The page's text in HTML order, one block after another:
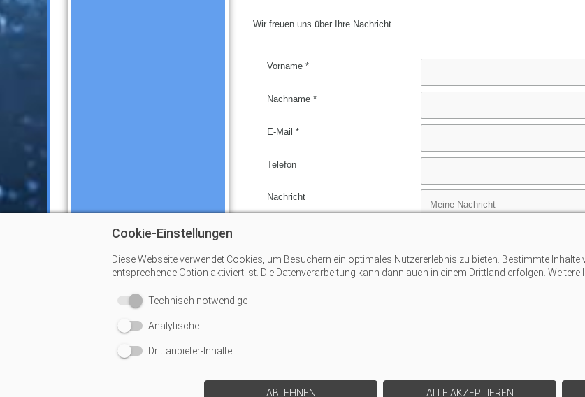
Wir freuen uns über Ihre Nachricht.
Vorname *
Nachname *
E-Mail *
Telefon
Nachricht
Cookie-Einstellungen
Diese Webseite verwendet Cookies, um Besuchern ein optimales Nutzererlebnis zu bieten. Bestimmte
entsprechende Option aktiviert ist. Die Datenverarbeitung kann dann auch in einem Drittland erfolgen.
Technisch notwendige
Analytische
Drittanbieter-Inhalte
ABLEHNEN ALLE AKZEPTIEREN